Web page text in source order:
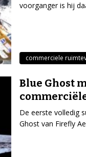
voorganger is hij
commerciele
Blue Ghost
De eerste volledig
Ghost van Firefly